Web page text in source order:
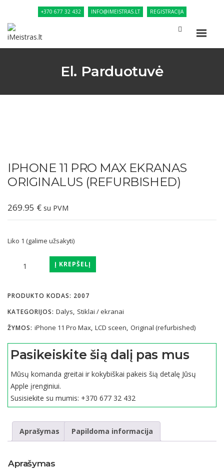
+370 677 32 432 INFO@IMEISTRAS.LT REGISTRACIJA
El. Parduotuvė
IPHONE 11 PRO MAX EKRANAS
ORIGINALUS (REFURBISHED)
269.95 € su PVM
Liko 1 (galime užsakyti)
produkto
11
Pro
Max
originalus
(refurbished)
Į KREPŠELĮ
PRODUKTO KODAS: 2007
KATEGORIJOS: Dalys, Stiklai / ekranai
ŽYMOS: iPhone 11 Pro Max, LCD sceen, Original (refurbished)
Pasikeiskite šią dalį pas mus
Mūsų komanda greitai ir kokybiškai pakeis šią detalę Jūsų
Apple įrenginiui.
Susisiekite su mumis: +370 677 32 432
Aprašymas Papildoma informacija
Aprašymas